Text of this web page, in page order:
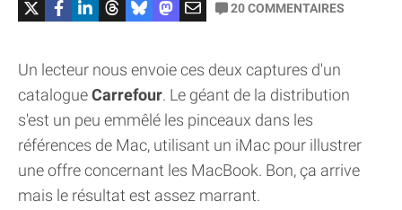
20COMMENTAIRES
Un lecteur nous envoie ces deux captures d'un
catalogueCarrefour. Le géant de la distribution
s'est un peu emmêlé les pinceaux dans les
références de Mac, utilisant un iMac pour illustrer
une offre concernant les MacBook. Bon, ça arrive
mais le résultat est assez marrant.